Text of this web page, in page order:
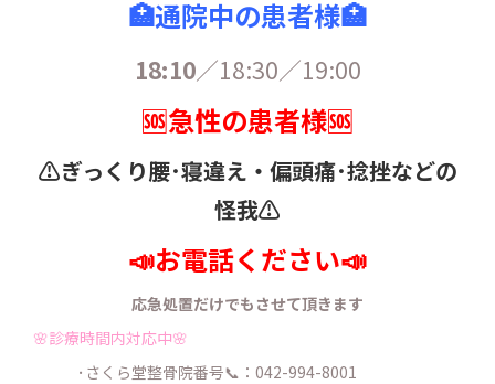
🏥通院中の患者様🏥
18:10／18:30／19:00
🆘急性の患者様🆘
⚠️ぎっくり腰･寝違え・ 偏頭痛･捻挫などの
怪我⚠️
📣お電話ください📣
応急処置だけでもさせて頂きます
🌸診療時間内対応中🌸
･さくら堂整骨院番号📞：042-994-8001